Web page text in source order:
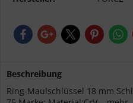
Beschreibung
Ring-Maulschlüssel 18 mm